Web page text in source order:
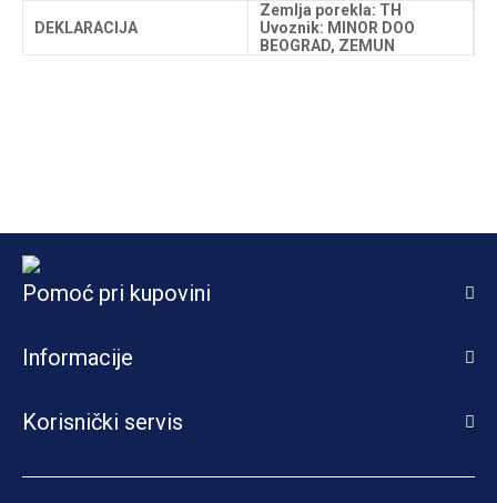
DEKLARACIJA
Zemlja porekla: TH
Uvoznik: MINOR DOO
BEOGRAD, ZEMUN
Pomoć pri kupovini
Informacije
Korisnički servis